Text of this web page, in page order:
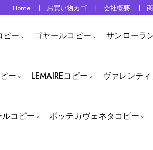
Home お買い物カゴ 会社概要
ピー ゴヤールコピー サンローラ
ー LEMAIREコピー ヴァレンテ
コピー ボッテガヴェネタコピー